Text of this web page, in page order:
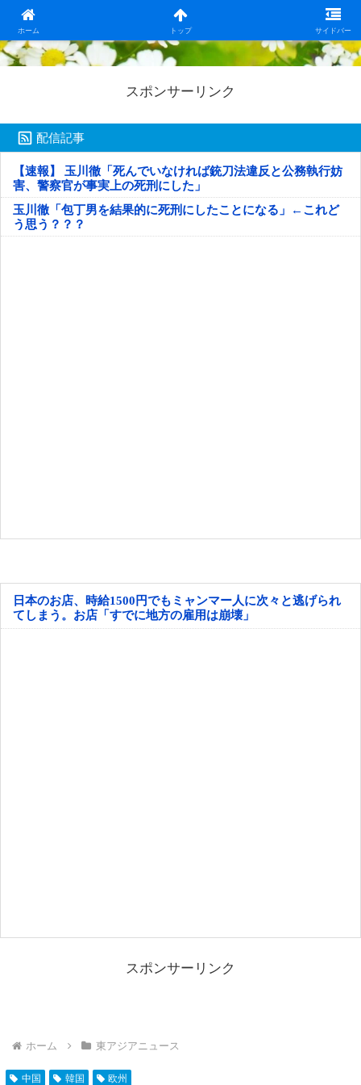
ホーム トップ サイドバー
日本第一！ニュース録
スポンサーリンク
配信記事
【速報】 玉川徹「死んでいなければ銃刀法違反と公務執行妨
害、警察官が事実上の死刑にした」
玉川徹「包丁男を結果的に死刑にしたことになる」←これど
う思う？？？
日本のお店、時給1500円でもミャンマー人に次々と逃げられ
てしまう。お店「すでに地方の雇用は崩壊」
スポンサーリンク
ホーム 東アジアニュース
中国 韓国 欧州